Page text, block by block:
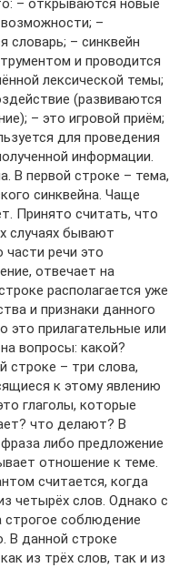
– открываются новые
–
словарь; – синквейн
и проводится
лексической темы;
(развиваются
– это игровой приём;
для проведения
информации.
В первой строке – тема,
синквейна. Чаще
Принято считать, что
случаях бывают
речи это
отвечает на
располагается уже
и признаки данного
это прилагательные или
вопросы: какой?
строке – три слова,
к этому явлению
глаголы, которые
что делают? В
либо предложение
отношение к теме.
считается, когда
четырёх слов. Однако с
соблюдение
В данной строке
из трёх слов, так и из